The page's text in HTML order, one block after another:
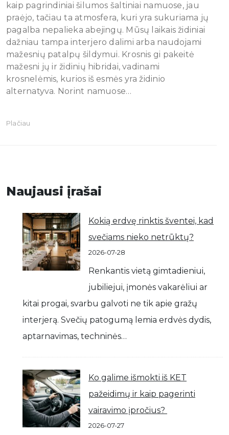
kaip pagrindiniai šilumos šaltiniai namuose, jau
praėjo, tačiau ta atmosfera, kuri yra sukuriama jų
pagalba nepalieka abejingų. Mūsų laikais židiniai
dažniau tampa interjero dalimi arba naudojami
mažesnių patalpų šildymui. Krosnis gi pakeitė
mažesni jų ir židinių hibridai, vadinami
krosnelėmis, kurios iš esmės yra židinio
alternatyva. Norint namuose…
Plačiau
Naujausi įrašai
Kokią erdvę rinktis šventei, kad
svečiams nieko netrūktų?
2026-07-28
Renkantis vietą gimtadieniui,
jubiliejui, įmonės vakarėliui ar
kitai progai, svarbu galvoti ne tik apie gražų
interjerą. Svečių patogumą lemia erdvės dydis,
aptarnavimas, techninės…
Ko galime išmokti iš KET
pažeidimų ir kaip pagerinti
vairavimo įpročius?
2026-07-27